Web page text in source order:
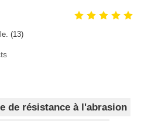
(13)
de résistance à l'abrasion